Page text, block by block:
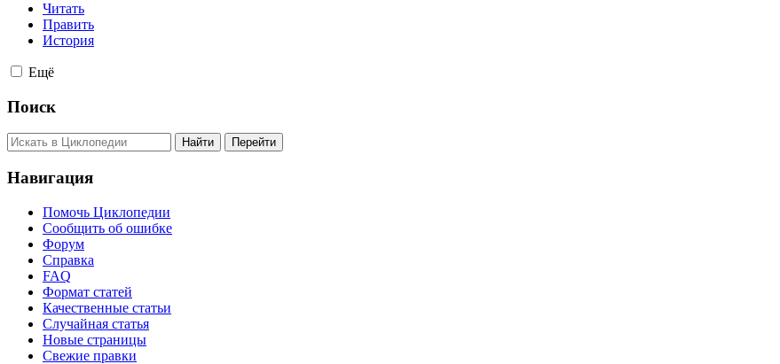
Читать
Править
История
Ещё
Поиск
Навигация
Помочь Циклопедии
Сообщить об ошибке
Форум
Справка
FAQ
Формат статей
Качественные статьи
Случайная статья
Новые страницы
Свежие правки